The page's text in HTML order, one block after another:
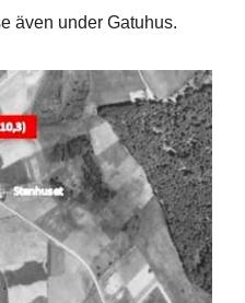
även under Gatuhus.